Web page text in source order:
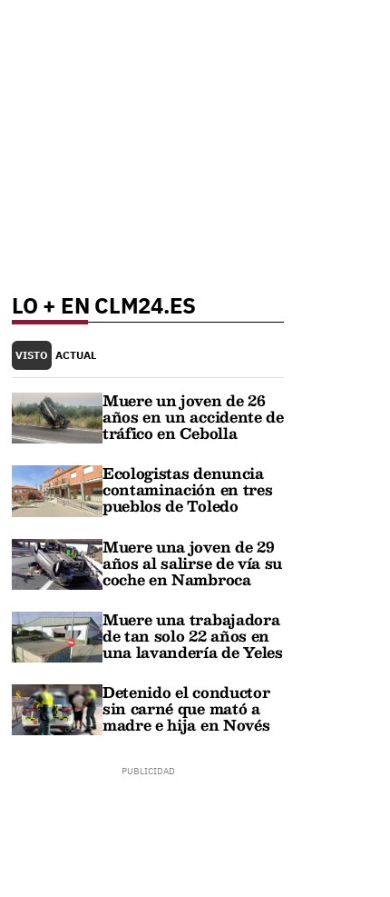
LO + EN CLM24.ES
VISTO ACTUAL
Muere un joven de 26
años en un accidente de
tráfico en Cebolla
Ecologistas denuncia
contaminación en tres
pueblos de Toledo
Muere una joven de 29
años al salirse de vía su
coche en Nambroca
Muere una trabajadora
de tan solo 22 años en
una lavandería de Yeles
Detenido el conductor
sin carné que mató a
madre e hija en Novés